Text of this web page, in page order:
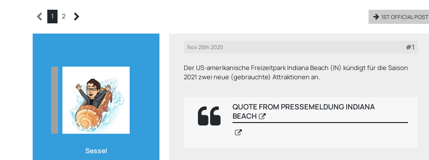
1 2 1ST OFFICIAL POST
Sessel
Nov 25th 2020 #1
Der US-amerikanische Freizeitpark Indiana Beach (IN) kündigt für die Saison
2021 zwei neue (gebrauchte) Attraktionen an.
QUOTE FROM PRESSEMELDUNG INDIANA
BEACH